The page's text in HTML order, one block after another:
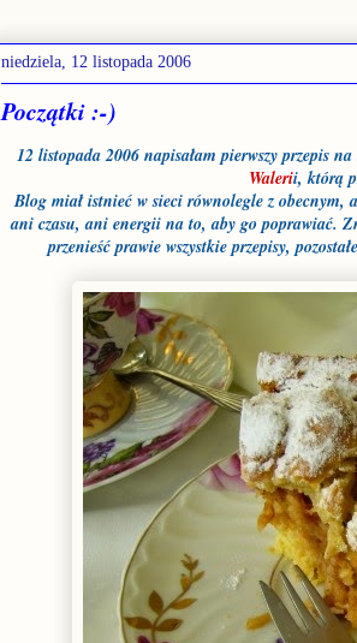
niedziela, 12 listopada 2006
Początki :-)
12 listopada 2006 napisałam pierwszy przepis
Walerii, którą
Blog miał istnieć w sieci równolegle z obecnym,
ani czasu, ani energii na to, aby go poprawiać.
przenieść prawie wszystkie przepisy,